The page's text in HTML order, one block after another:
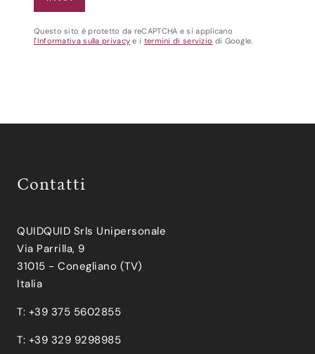
Questo sito è protetto da reCAPTCHA e si applicano
l'Informativa sulla privacy e i termini di servizio di Google.
Contatti
QUIDQUID Srls Unipersonale
Via Parrilla, 9
31015 - Conegliano (TV)
Italia
T: +39 375 5602855
T: +39 329 9298985